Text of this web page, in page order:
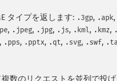
タイプを返します: .3gp, .apk,
, .jpeg, .jpg, .js, .kml, .kmz,
, .pps, .pptx, .qt, .svg, .swf,
数のリクエストを並列で投